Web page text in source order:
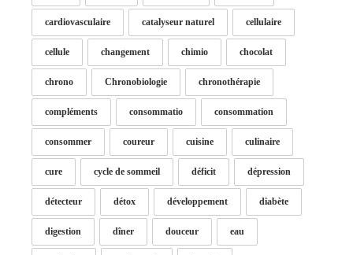
cardiovasculaire catalyseur naturel cellulaire
cellule changement chimio chocolat
chrono Chronobiologie chronothérapie
compléments consommatio consommation
consommer coureur cuisine culinaire
cure cycle de sommeil déficit dépression
détecteur détox développement diabète
digestion dîner douceur eau